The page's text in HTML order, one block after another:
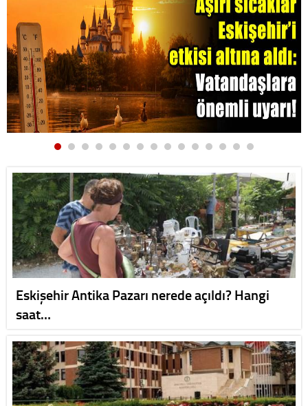
Eskişehir Antika Pazarı nerede açıldı? Hangi
saat…